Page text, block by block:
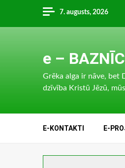
content
7. augusts, 2026
e –
Grēka alga ir nāve, bet
dzīvība Kristū Jēzū,
E-KONTAKTI E-